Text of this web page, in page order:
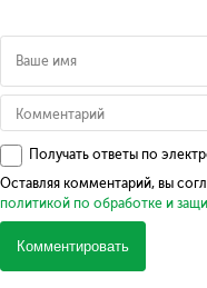
Получать ответы по
Оставляя комментарий, вы
политикой по обработке и
Комментировать